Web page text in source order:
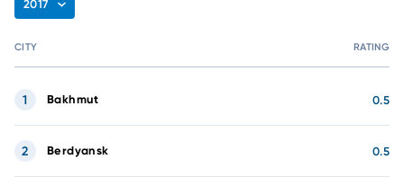
2017
CITY RATING
Bakhmut 0.5
1
Berdyansk 0.5
2